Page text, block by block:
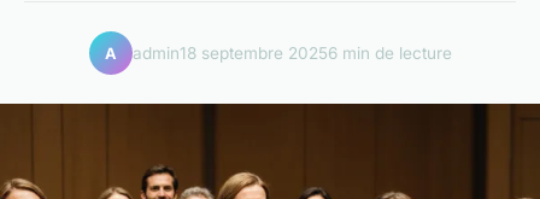
A admin18 septembre 20256 min de lecture